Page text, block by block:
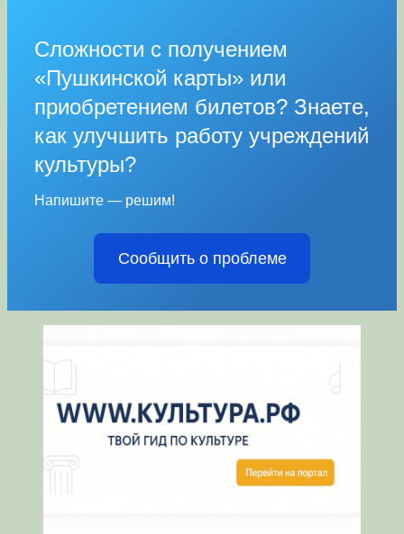
Сложности с получением
«Пушкинской карты» или
приобретением билетов? Знаете,
как улучшить работу учреждений
культуры?
Напишите — решим!
Сообщить о проблеме